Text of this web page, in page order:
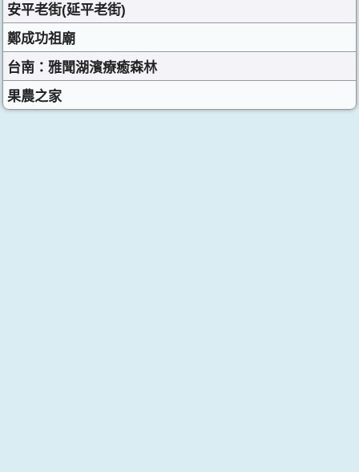
安平老街(延平老街)
鄭成功祖廟
台南：雅聞湖濱療癒森林
果農之家